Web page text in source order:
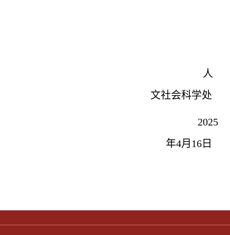
人
文社会科学处
2025
年4月 16 日